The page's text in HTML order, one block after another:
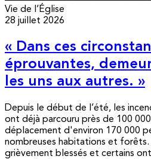
Vie de l’Église
28 juillet 2026
« Dans ces
éprouvantes,
les uns aux autres. »
Depuis le début de l’été, les
ont déjà parcouru près de 100
déplacement d'environ 170 000
nombreuses habitations et
grièvement blessés et certains